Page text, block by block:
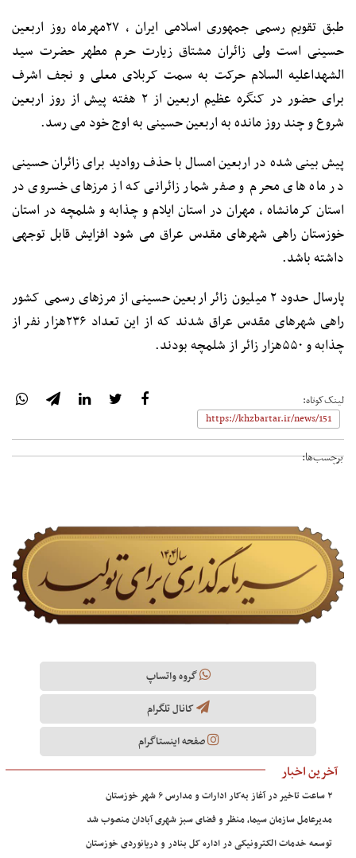
طبق تقویم رسمی جمهوری اسلامی ایران ، ۲۷مهرماه روز اربعین
حسینی است ولی زائران مشتاق زیارت حرم مطهر حضرت سید
الشهداعلیه السلام حرکت به سمت کربلای معلی و نجف اشرف
برای حضور در کنگره عظیم اربعین از ۲ هفته پیش از روز اربعین
شروع و چند روز مانده به اربعین حسینی به اوج خود می رسد.
پیش بینی شده در اربعین امسال با حذف روادید برای زائران حسینی
در ماه های محرم و صفر شمار زائرانی که از مرزهای خسروی در
استان کرمانشاه ، مهران در استان ایلام و چذابه و شلمچه در استان
خوزستان راهی شهرهای مقدس عراق می شود افزایش قابل توجهی
داشته باشد.
پارسال حدود ۲ میلیون زائر اربعین حسینی از مرزهای رسمی کشور
راهی شهرهای مقدس عراق شدند که از این تعداد ۲۳۶هزار نفر از
چذابه و ۵۵۰هزار زائر از شلمچه بودند.
لینک‌کوتاه:
برچسب‌ها:
گروه واتساپ
کانال تلگرام
صفحه اینستاگرام
آخرین اخبار
۲ ساعت تاخیر در آغاز به‌کار ادارات و مدارس ۶ شهر خوزستان
مدیرعامل سازمان سیما، منظر و فضای سبز شهری آبادان منصوب شد
توسعه خدمات الکترونیکی در اداره کل بنادر و دریانوردی خوزستان